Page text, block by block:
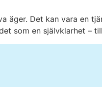
äger. Det kan vara en
som en självklarhet